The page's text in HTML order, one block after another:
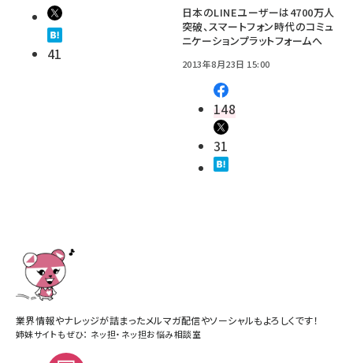
41
日本のLINEユーザーは4700万人
突破、スマートフォン時代のコミュ
ニケーションプラットフォームへ
2013年8月23日 15:00
148
31
業界情報やナレッジが詰まったメルマガ配信やソーシャルもよろしくです！
姉妹サイトもぜひ： ネッ担・ ネッ担お悩み相談室